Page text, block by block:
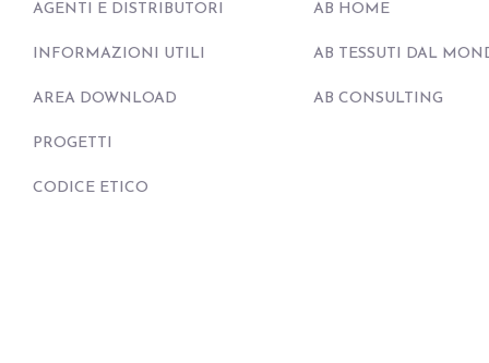
AGENTI E DISTRIBUTORI
INFORMAZIONI UTILI
AREA DOWNLOAD
PROGETTI
CODICE ETICO
AB HOME
AB TESSUTI DAL
AB CONSULTING